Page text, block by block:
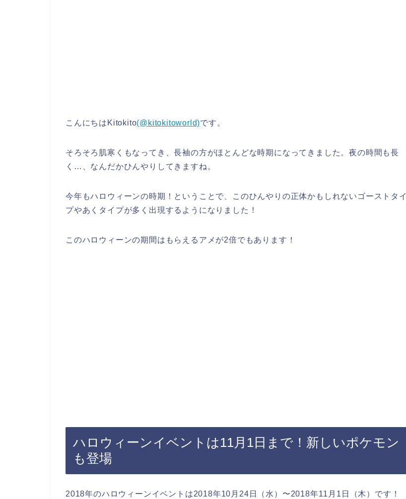
こんにちはKitokito(@kitokitoworld)です。
そろそろ肌寒くもなってき、長袖の方がほとんどな時期になってきました。夜の時間も長
く…、なんだかひんやりしてきますね。
今年もハロウィーンの時期！ということで、このひんやりの正体かもしれないゴーストタイ
プやあくタイプが多く出現するようになりました！
このハロウィーンの期間はもらえるアメが2倍でもあります！
ハロウィーンイベントは11月1日まで！新しいポケモン
も登場
2018年のハロウィーンイベントは2018年10月24日（水）〜2018年11月1日（木）です！